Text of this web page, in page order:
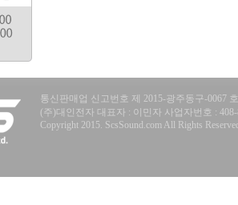
통신판매업 신고번호 제 2015-광주동구-0067
(주)대인전자 대표자 : 이민자 사업자번호 :
Copyright 2015. ScsSound.com All Rights